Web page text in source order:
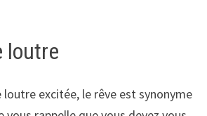
loutre
loutre excitée, le rêve est synonyme